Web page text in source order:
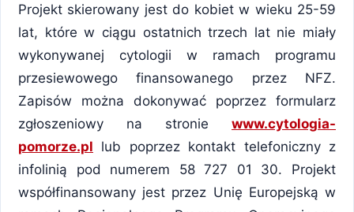
Projekt skierowany jest do kobiet w wieku 25-59
lat, które w ciągu ostatnich trzech lat nie miały
wykonywanej cytologii w ramach programu
przesiewowego finansowanego przez NFZ.
Zapisów można dokonywać poprzez formularz
zgłoszeniowy na stronie www.cytologia-
pomorze.pl lub poprzez kontakt telefoniczny z
infolinią pod numerem 58 727 01 30. Projekt
współfinansowany jest przez Unię Europejską w